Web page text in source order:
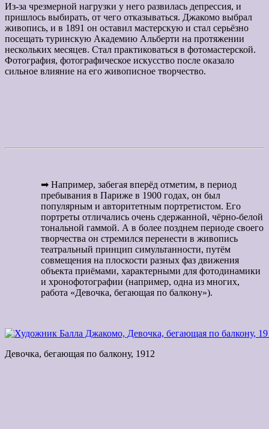
Из-за чрезмерной нагрузки у него развилась депрессия, и
пришлось выбирать, от чего отказываться. Джакомо выбрал
живопись, и в 1891 он оставил мастерскую и стал серьёзно
посещать туринскую Академию Альберти на протяжении
нескольких месяцев. Стал практиковаться в фотомастерской.
Фотография, фотографическое искусство после оказало
сильное влияние на его живописное творчество.
➡ Например, забегая вперёд отметим, в период
пребывания в Париже в 1900 годах, он был
популярным и авторитетным портретистом. Его
портреты отличались очень сдержанной, чёрно-белой
тональной гаммой. А в более позднем периоде своего
творчества он стремился перенести в живопись
театральный принцип симультанности, путём
совмещения на плоскости разных фаз движения
объекта приёмами, характерными для фотодинамики
и хронофотографии (например, одна из многих,
работа «Девочка, бегающая по балкону»).
Девочка, бегающая по балкону, 1912